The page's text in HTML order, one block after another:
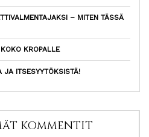
– MITEN TÄSSÄ
KROPALLE
JA ITSESYYTÖKSISTÄ!
KOMMENTIT